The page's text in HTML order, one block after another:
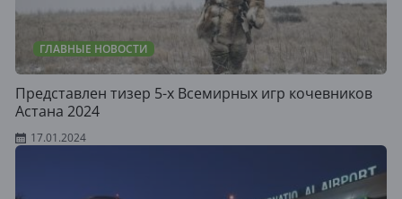
ГЛАВНЫЕ НОВОСТИ
Представлен тизер 5-х Всемирных игр кочевников
Астана 2024
17.01.2024